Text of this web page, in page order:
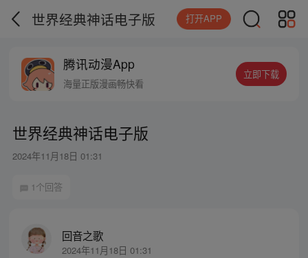
世界经典神话电子版 打开APP
腾讯动漫App
海量正版漫画畅快看
立即下载
世界经典神话电子版
2024年11月18日 01:31
1个回答
回音之歌
2024年11月18日 01:31